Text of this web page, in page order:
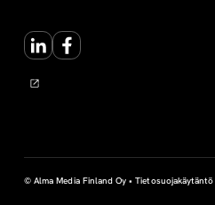
t
u
s
t
y
LinkedInFacebook
© Alma Media Finland Oy •Tietosuojakäytäntö